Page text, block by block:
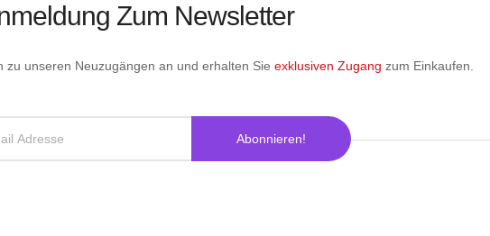
Zum Newsletter
zu unseren Neuzugängen an und erhalten Sie exklusiven Zugang zum Einkaufen.
Abonnieren!